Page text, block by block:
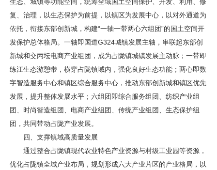
复、治理，以生态保护为前提，以镇区为发展中心，以对外通道为
依托，衔接东部创新城，构建“一轴一带两心六组团”的国土空间开
发保护总体格局。一轴即国道G324城镇发展主轴，串联起东部创
新城和交丙坛电商产业组团，成为占陇镇城镇发展主动脉；一带即
练江生态游憩带，横穿占陇镇域内，强化良好生态功能；两心即数
字智造服务中心和镇区综合服务中心，推动东部创新城和镇区优先
发展，提升整体发展水平；六组团即综合服务组团、纺织产业组
团、时尚智造组团、电商产业组团、传统产业组团、生态保护组
团，共同带动占陇产业发展。
四、支撑镇域高质量发展
通过整合占陇镇现代农业特色产业资源与村级工业园等资源，
优化占陇镇全域产业布局，规划形成六大产业片区的产业格局，以